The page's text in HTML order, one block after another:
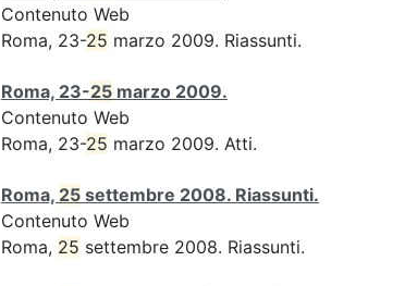
Contenuto Web
Roma, 23-25 marzo 2009. Riassunti.
Roma, 23-25 marzo 2009.
Contenuto Web
Roma, 23-25 marzo 2009. Atti.
Roma, 25 settembre 2008. Riassunti.
Contenuto Web
Roma, 25 settembre 2008. Riassunti.